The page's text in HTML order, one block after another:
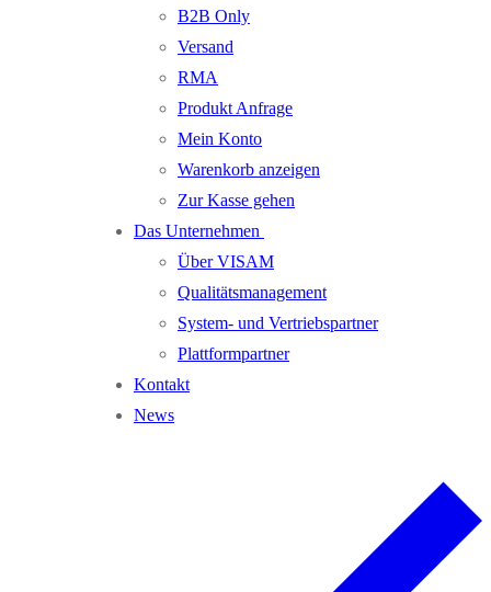
B2B Only
Versand
RMA
Produkt Anfrage
Mein Konto
Warenkorb anzeigen
Zur Kasse gehen
Das Unternehmen
Über VISAM
Qualitätsmanagement
System- und Vertriebspartner
Plattformpartner
Kontakt
News